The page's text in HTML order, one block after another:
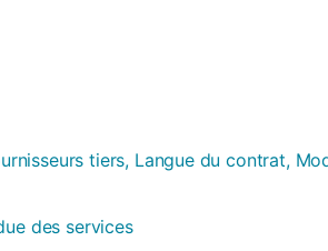
tiers, Langue du contrat,
des services